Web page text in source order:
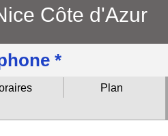
Côte d'Azur
*
Plan